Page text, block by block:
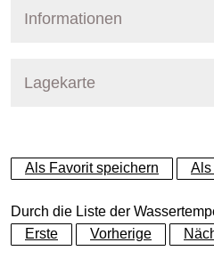
Informationen
Lagekarte
+
−
Als Favorit speichern Als
Durch die Liste der
Erste
Vorherige